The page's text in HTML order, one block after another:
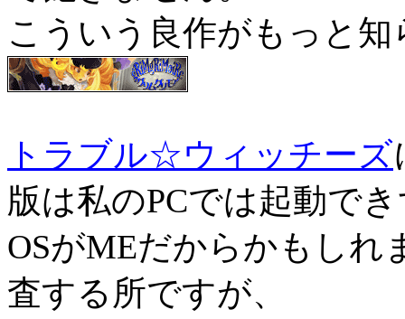
こういう良作がもっと
トラブル☆ウィッチーズ
版は私のPCでは起動で
OSがMEだからかもしれ
査する所ですが、